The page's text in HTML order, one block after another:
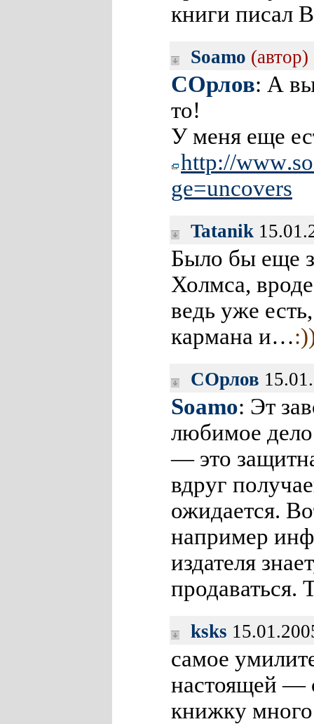
книги писал
Soamo (автор)
СОрлов: А
то!
У меня еще
http://www
ge=uncovers
Tatanik
Было бы еще
Холмса,
ведь уже
кармана и…
СОрлов
Soamo: Эт
любимое
— это
вдруг
ожидается.
например
издателя
продаваться.
ksks
самое
настоящей —
книжку много